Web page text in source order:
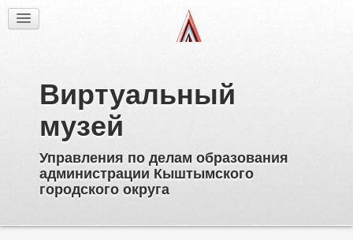
Виртуальный
музей
Управления по делам образования
администрации Кыштымского
городского округа
Об образовательных учреждениях
Директора
Ветераны образования
Известные выпускники
Пионерское движение